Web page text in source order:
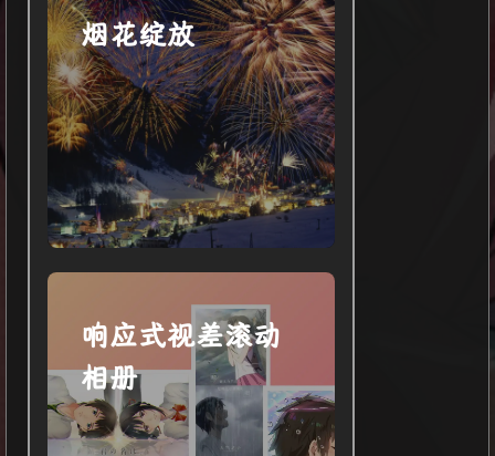
烟花绽放
响应式视差滚动
相册